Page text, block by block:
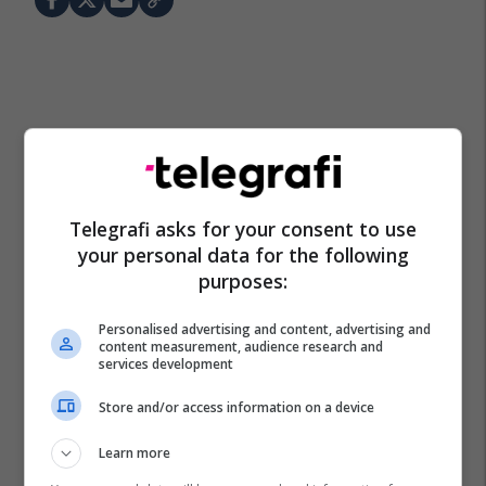
Telegrafi asks for your consent to use
your personal data for the following
purposes:
Personalised advertising and content, advertising and
content measurement, audience research and
services development
Store and/or access information on a device
Learn more